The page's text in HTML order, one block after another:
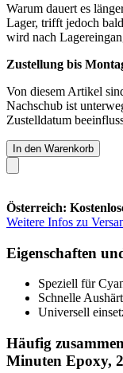
Warum dauert es
Lager, trifft jedoch
wird nach
Zustellung bis
Von diesem Artikel
Nachschub ist
Zustelldatum
In den Warenkorb
Österreich:
Weitere Infos zu
Eigenschaften
Speziell für
Schnelle
Universell
Häufig
Minuten Epoxy,